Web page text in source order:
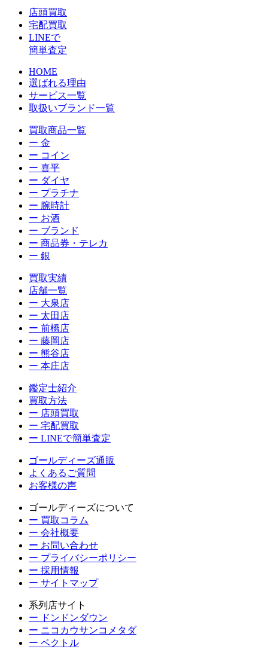
店頭買取
宅配買取
LINEで
簡単査定
HOME
選ばれる理由
サービス一覧
取扱いブランド一覧
買取商品一覧
ー 金
ー コイン
ー 喜平
ー ダイヤ
ー プラチナ
ー 腕時計
ー お酒
ー ブランド
ー 商品券・テレカ
ー 銀
買取実績
店舗一覧
ー 大泉店
ー 太田店
ー 前橋店
ー 藤岡店
ー 熊谷店
ー 本庄店
鑑定士紹介
買取方法
ー 店頭買取
ー 宅配買取
ー LINEで簡単査定
ゴールディーズ通販
よくあるご質問
お客様の声
ゴールディーズについて
ー 買取コラム
ー 会社概要
ー お問い合わせ
ー プライバシーポリシー
ー 採用情報
ー サイトマップ
系列店サイト
ー ドンドンダウン
ー ニコカウサンコメタダ
ー ベクトル